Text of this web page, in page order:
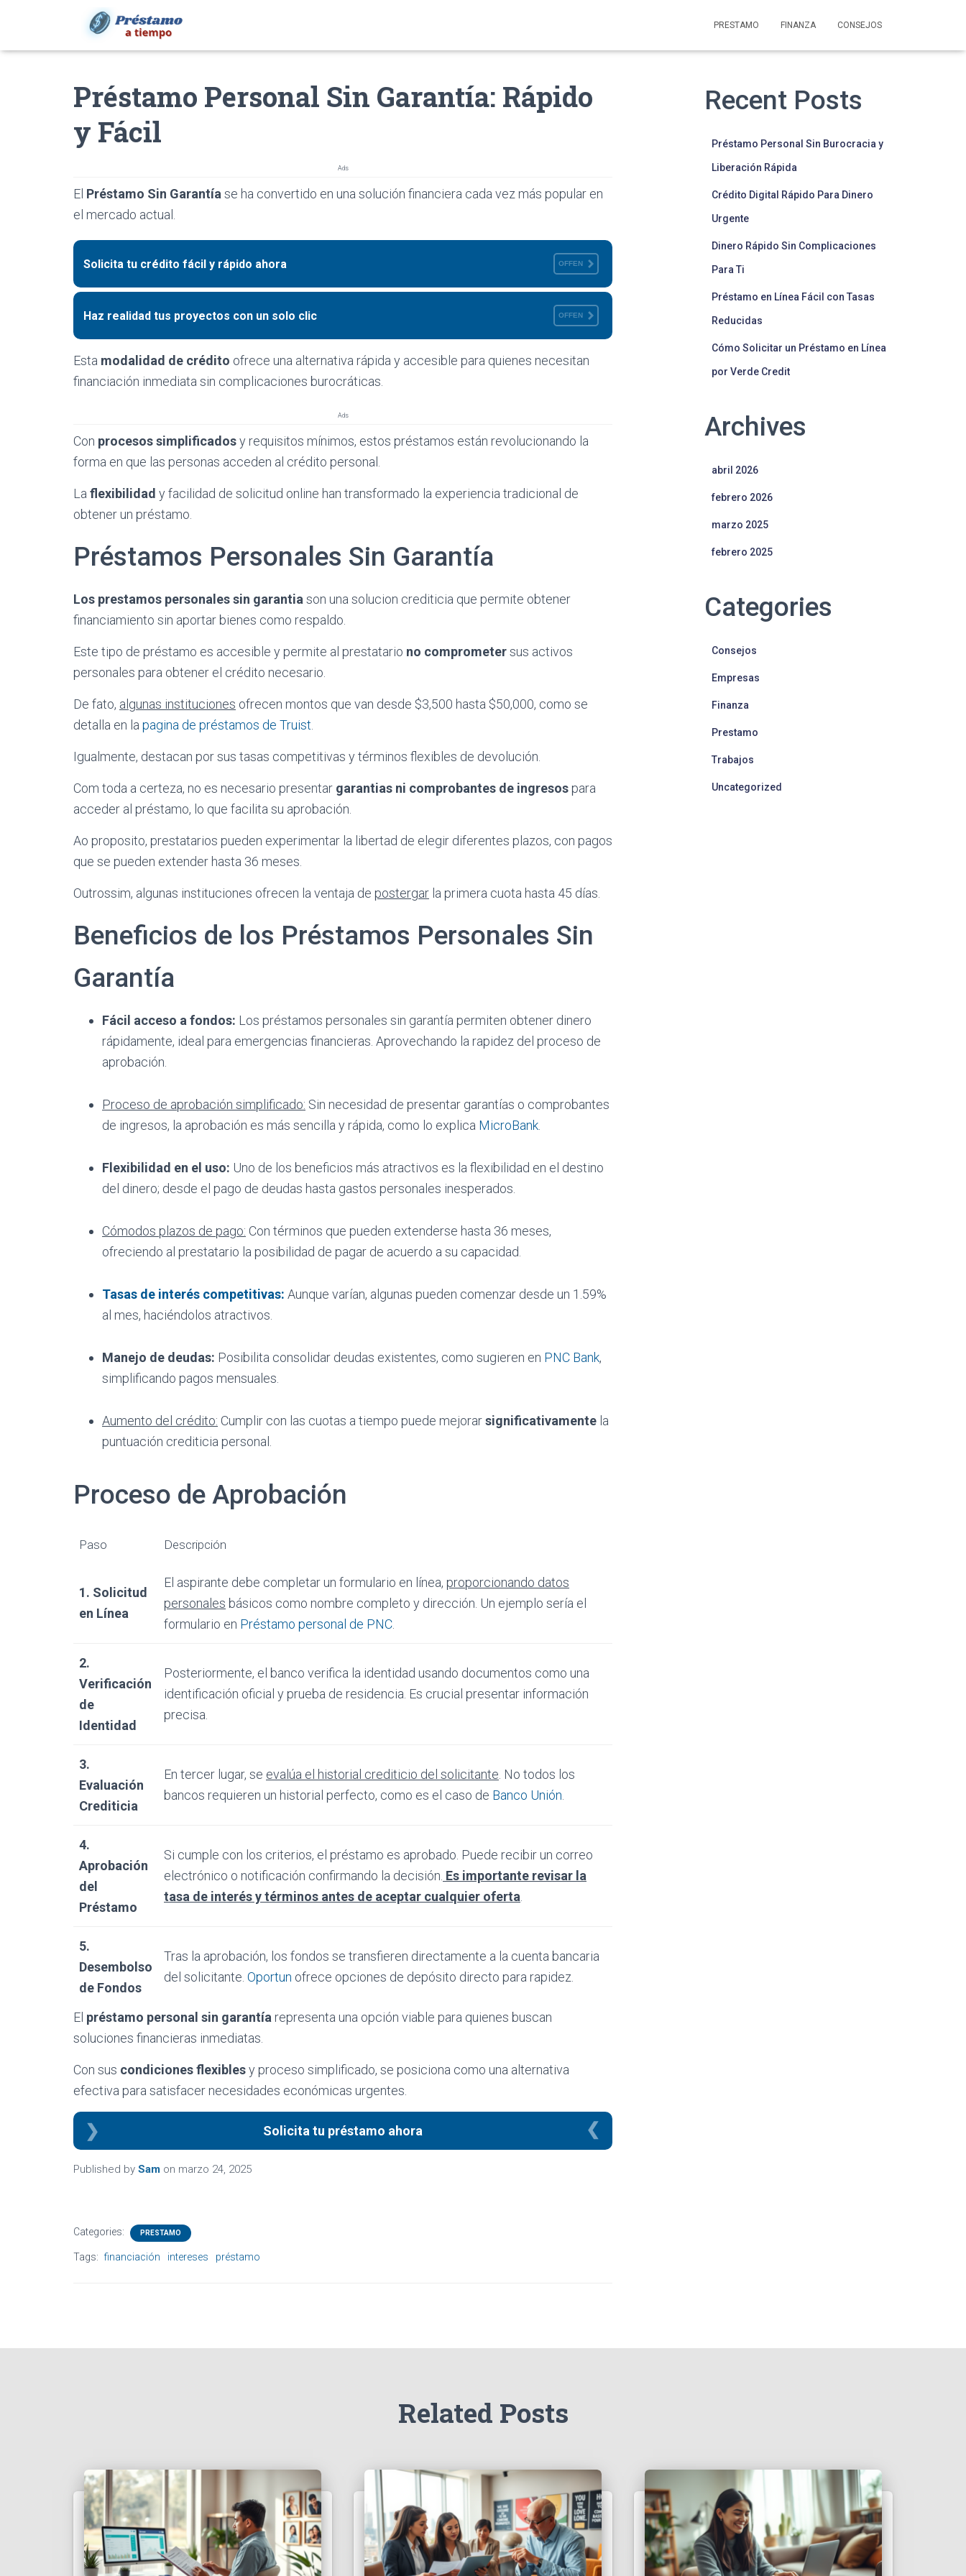
PRESTAMO FINANZA CONSEJOS
Préstamo Personal Sin Garantía: Rápido
y Fácil
Ads
El Préstamo Sin Garantía se ha convertido en una solución financiera cada vez más popular en
el mercado actual.
Solicita tu crédito fácil y rápido ahora OFFEN
Haz realidad tus proyectos con un solo clic OFFEN
Esta modalidad de crédito ofrece una alternativa rápida y accesible para quienes necesitan
financiación inmediata sin complicaciones burocráticas.
Ads
Con procesos simplificadosy requisitos mínimos, estos préstamos están revolucionando la
forma en que las personas acceden al crédito personal.
La flexibilidad y facilidad de solicitud online han transformado la experiencia tradicional de
obtener un préstamo.
Préstamos Personales Sin Garantía
Los prestamos personales sin garantia son una solucion crediticia que permite obtener
financiamiento sin aportar bienes como respaldo.
Este tipo de préstamo es accesible y permite al prestatario no comprometersus activos
personales para obtener el crédito necesario.
De fato, algunas instituciones ofrecen montos que van desde $3,500 hasta $50,000, como se
detalla en la pagina de préstamos de Truist
Igualmente, destacan por sus tasas competitivas y términos flexibles de devolución.
Com toda a certeza, no es necesario presentar garantias ni comprobantes de ingresos para
acceder al préstamo, lo que facilita su aprobación.
Ao proposito, prestatarios pueden experimentar la libertad de elegir diferentes plazos, con pagos
que se pueden extender hasta 36 meses.
Outrossim, algunas instituciones ofrecen la ventaja de postergar la primera cuota hasta 45 días.
Beneficios de los Préstamos Personales Sin
Garantía
Fácil acceso a fondos: Los préstamos personales sin garantía permiten obtener dinero
rápidamente, ideal para emergencias financieras. Aprovechando la rapidez del proceso de
aprobación.
Proceso de aprobación simplificado: Sin necesidad de presentar garantías o comprobantes
de ingresos, la aprobación es más sencilla y rápida, como lo explica MicroBank
Flexibilidad en el uso: Uno de los beneficios más atractivos es la flexibilidad en el destino
del dinero; desde el pago de deudas hasta gastos personales inesperados.
Cómodos plazos de pago: Con términos que pueden extenderse hasta 36 meses,
ofreciendo al prestatario la posibilidad de pagar de acuerdo a su capacidad.
Tasas de interés competitivas: Aunque varían, algunas pueden comenzar desde un 1.59%
al mes, haciéndolos atractivos.
Manejo de deudas: Posibilita consolidar deudas existentes, como sugieren en PNC Bank,
simplificando pagos mensuales.
Aumento del crédito: Cumplir con las cuotas a tiempo puede mejorarsignificativamente la
puntuación crediticia personal.
Proceso de Aprobación
Paso Descripción
1. Solicitud
en Línea
El aspirante debe completar un formulario en línea, proporcionando datos
personales básicos como nombre completo y dirección. Un ejemplo sería el
formulario en Préstamo personal de PNC
2.
Verificación
de
Identidad
Posteriormente, el banco verifica la identidad usando documentos como una
identificación oficial y prueba de residencia. Es crucial presentar información
precisa.
3.
Evaluación
Crediticia
En tercer lugar, se evalúa el historial crediticio del solicitante . No todos los
bancos requieren un historial perfecto, como es el caso de Banco Unión
4.
Aprobación
del
Préstamo
Si cumple con los criterios, el préstamo es aprobado. Puede recibir un correo
electrónico o notificación confirmando la decisión. Es importante revisar la
tasa de interés y términos antes de aceptar cualquier oferta
5.
Desembolso
de Fondos
Tras la aprobación, los fondos se transfieren directamente a la cuenta bancaria
del solicitante. Oportun ofrece opciones de depósito directo para rapidez.
El préstamo personal sin garantía representa una opción viable para quienes buscan
soluciones financieras inmediatas.
Con sus condiciones flexiblesy proceso simplificado, se posiciona como una alternativa
efectiva para satisfacer necesidades económicas urgentes.
Solicita tu préstamo ahora
Published by Sam on marzo 24, 2025
Categories: PRESTAMO
Tags: financiación intereses préstamo
Recent Posts
Préstamo Personal Sin Burocracia y
Liberación Rápida
Crédito Digital Rápido Para Dinero
Urgente
Dinero Rápido Sin Complicaciones
Para Ti
Préstamo en Línea Fácil con Tasas
Reducidas
Cómo Solicitar un Préstamo en Línea
por Verde Credit
Archives
abril 2026
febrero 2026
marzo 2025
febrero 2025
Categories
Consejos
Empresas
Finanza
Prestamo
Trabajos
Uncategorized
Related Posts